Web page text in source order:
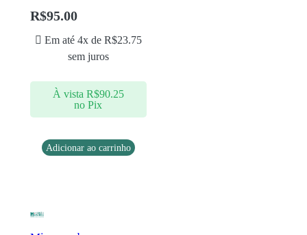
R$95.00
Em até 4x de R$23.75
sem juros
À vista R$90.25
no Pix
Adicionar ao carrinho